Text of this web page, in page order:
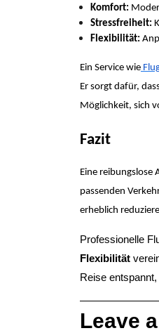
Komfort:
Stressfreiheit:
Flexibilität:
Ein Service wie
Er sorgt dafür,
Möglichkeit, sich
Fazit
Eine reibungslose
passenden
erheblich
Professionelle
Flexibilität
Reise
Leave